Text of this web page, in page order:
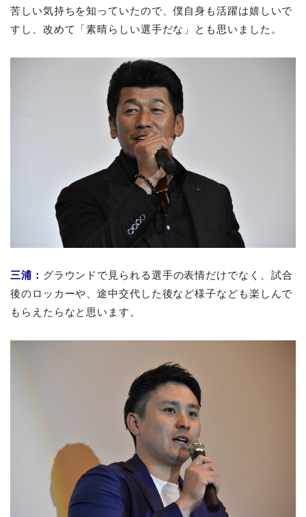
苦しい気持ちを知っていたので、僕自身も活躍は嬉しいで
すし、改めて「素晴らしい選手だな」とも思いました。
三浦： グラウンドで見られる選手の表情だけでなく、試合
後のロッカーや、途中交代した後など様子なども楽しんで
もらえたらなと思います。